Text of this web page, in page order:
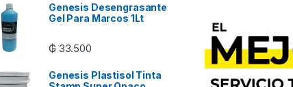
Genesis Desengrasante
Gel Para Marcos 1Lt
₲ 33.500
Genesis Plastisol Tinta